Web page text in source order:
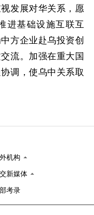
发展对华关系，愿
进基础设施互联互
方企业赴乌投资创
流。加强在重大国
调，使乌中关系取
机构
新媒体
考录